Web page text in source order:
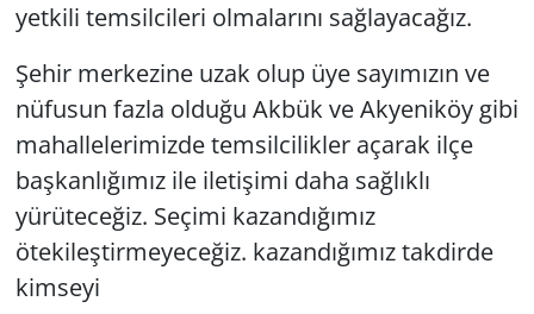
yetkili temsilcileri olmalarını sağlayacağız.
Şehir merkezine uzak olup üye sayımızın ve
nüfusun fazla olduğu Akbük ve Akyeniköy gibi
mahallelerimizde temsilcilikler açarak ilçe
başkanlığımız ile iletişimi daha sağlıklı
yürüteceğiz. Seçimi kazandığımız
ötekileştirmeyeceğiz. kazandığımız takdirde
kimseyi